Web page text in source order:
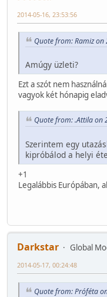
2014-05-16, 23:53:56
Quote from: Ramiz
Amúgy üzleti?
Ezt a szót nem
vagyok két hónapig
Quote from: .Attila on
Szerintem egy
kipróbálod a helyi
+1
Legalábbis Európában,
Darkstar
Global
2014-05-17, 00:24:48
Quote from: Próféta